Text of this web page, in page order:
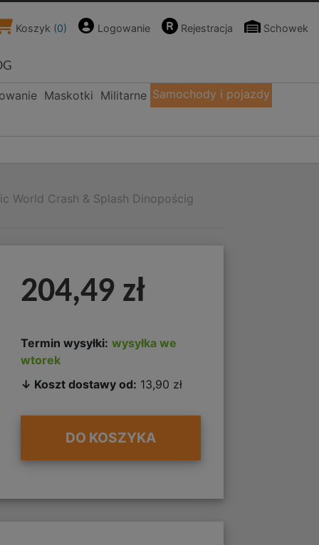
Koszyk (0) Logowanie Rejestracja Schowek
Maskotki Militarne Samochody i pojazdy
World Crash & Splash Dinopościg
204,49 zł
Termin wysyłki: wysyłka we
wtorek
↓ Koszt dostawy od: 13,90 zł
DO KOSZYKA